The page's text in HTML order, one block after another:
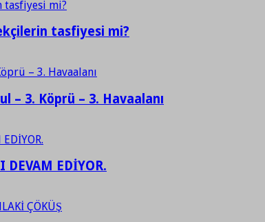
tasfiyesi mi?
– 3. Köprü – 3. Havaalanı
DEVAM EDİYOR.